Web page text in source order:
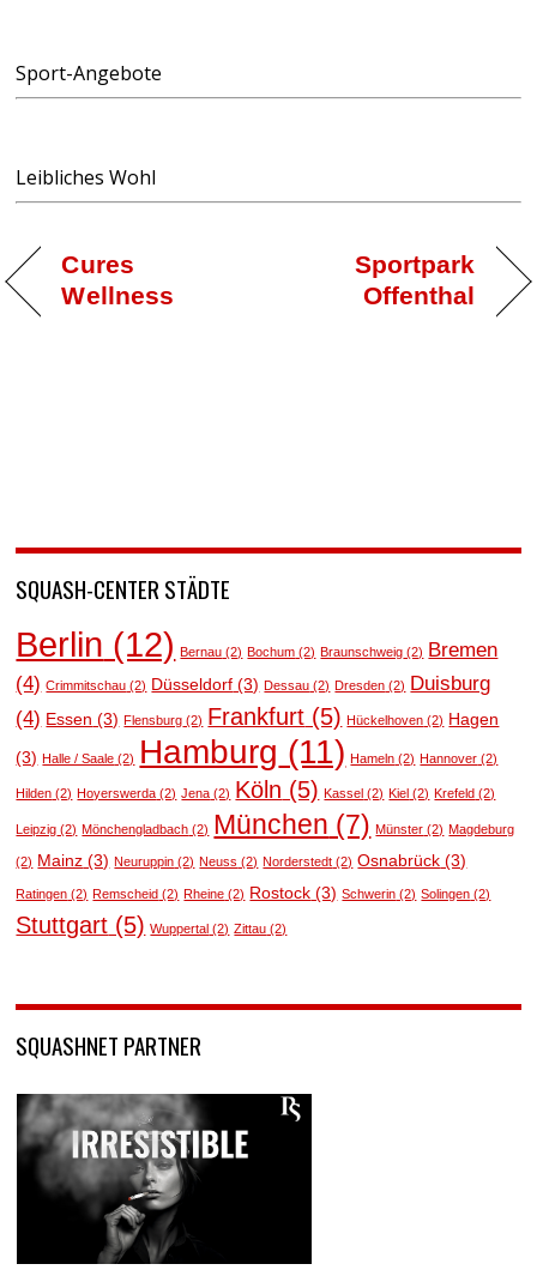
Sport-Angebote
Leibliches Wohl
Cures
Wellness
Sportpark
Offenthal
SQUASH-CENTER STÄDTE
Berlin (12) Bernau (2) Bochum (2) Braunschweig (2) Bremen
(4) Crimmitschau (2) Düsseldorf (3) Dessau (2) Dresden (2) Duisburg
(4) Essen (3) Flensburg (2) Frankfurt (5) Hückelhoven (2) Hagen
(3) Halle / Saale (2) Hamburg (11) Hameln (2) Hannover (2)
Hilden (2) Hoyerswerda (2) Jena (2) Köln (5) Kassel (2) Kiel (2) Krefeld (2)
Leipzig (2) Mönchengladbach (2) München (7) Münster (2) Magdeburg
(2) Mainz (3) Neuruppin (2) Neuss (2) Norderstedt (2) Osnabrück (3)
Ratingen (2) Remscheid (2) Rheine (2) Rostock (3) Schwerin (2) Solingen (2)
Stuttgart (5) Wuppertal (2) Zittau (2)
SQUASHNET PARTNER